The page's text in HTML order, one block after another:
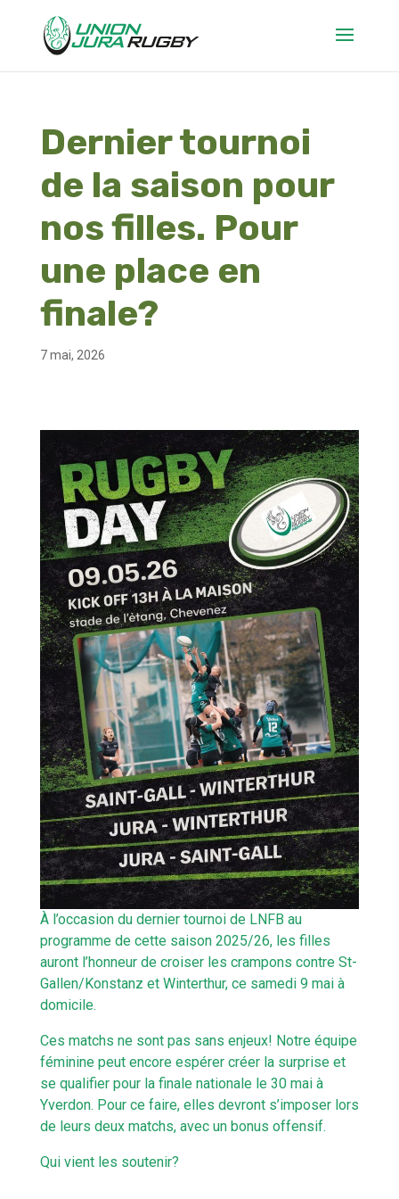
Dernier tournoi
de la saison pour
nos filles. Pour
une place en
finale?
7 mai, 2026
À l’occasion du dernier tournoi de LNFB au
programme de cette saison 2025/26, les filles
auront l’honneur de croiser les crampons contre St-
Gallen/Konstanz et Winterthur, ce samedi 9 mai à
domicile.
Ces matchs ne sont pas sans enjeux! Notre équipe
féminine peut encore espérer créer la surprise et
se qualifier pour la finale nationale le 30 mai à
Yverdon. Pour ce faire, elles devront s’imposer lors
de leurs deux matchs, avec un bonus offensif.
Qui vient les soutenir?